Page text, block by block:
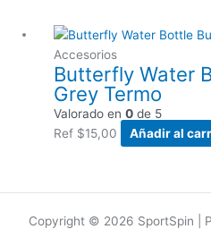
Accesorios
Butterfly Water
Grey Termo
Valorado en 0 de 5
Ref $15,00 Añadir al
Copyright © 2026 SportSpin |